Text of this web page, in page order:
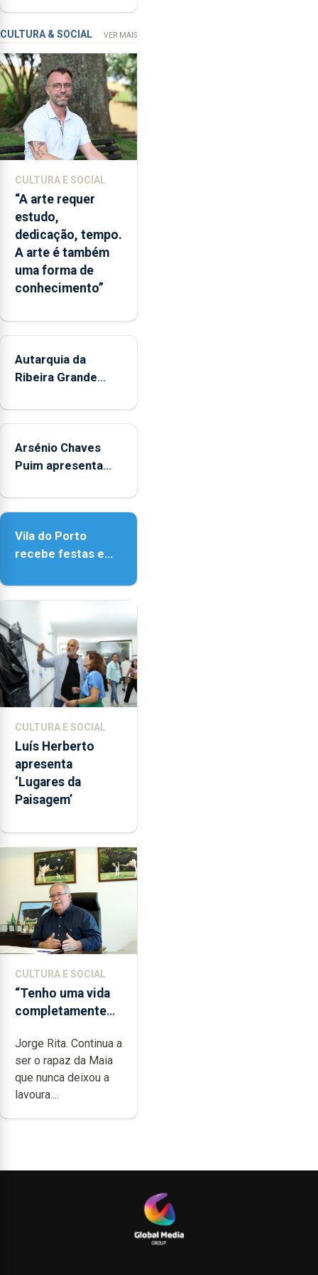
Verão”,
que
garante
a
abertura
dos
museus
e
núcleos
integrados
na
Rede
Municipal
de
Museus
aos
durante
mês
de
entre
14h00
e
18h00.
missão na Roménia
CULTURA & SOCIAL VER MAIS
CULTURA E SOCIAL
“A arte requer
estudo,
dedicação, tempo.
A arte é também
uma forma de
conhecimento”
Autarquia da
Ribeira Grande
"Museus no Verão"
Arsénio Chaves
Puim apresenta
de Vila do Porto
Vila do Porto
recebe festas em
Senhora da
CULTURA E SOCIAL
Luís Herberto
apresenta
‘Lugares da
Paisagem’
CULTURA E SOCIAL
“Tenho uma vida
completamente
dedicação, gosto
e muita paixão”
Jorge Rita. Continua a
ser o rapaz da Maia
que nunca deixou a
lavoura....